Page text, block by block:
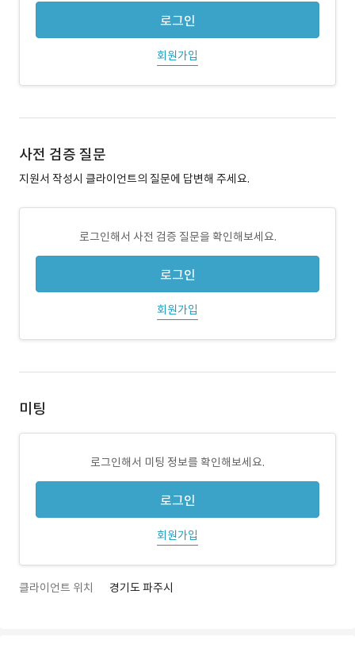
로그인
회원가입
사전 검증 질문
지원서 작성시 클라이언트의 질문에 답변해 주세요.
로그인해서 사전 검증 질문을 확인해보세요.
로그인
회원가입
미팅
로그인해서 미팅 정보를 확인해보세요.
로그인
회원가입
클라이언트 위치 경기도 파주시